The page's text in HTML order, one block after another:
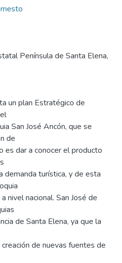
Península de Santa Elena,
un plan Estratégico de
San José Ancón, que se
de
es dar a conocer el producto
turística, y de esta
nivel nacional. San José de
de Santa Elena, ya que la
de nuevas fuentes de